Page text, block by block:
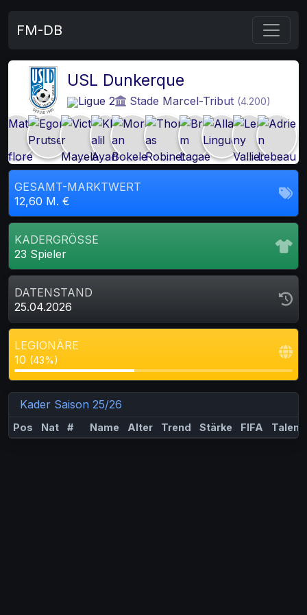
FM-DB
USL Dunkerque
Ligue 2 Stade Marcel-Tribut (4.200)
GESAMT-MARKTWERT
12,60 M. €
KADERGRÖSSE
23 Spieler
DATENSTAND
25.04.2026
LEGIONÄRE
10 (43%)
Kader Saison 25/26
Pos Nat # Name Alter Trend Stärke FIFA Talent